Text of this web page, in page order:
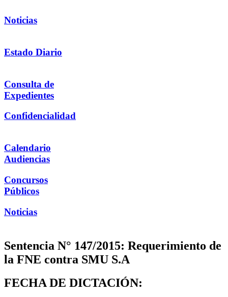
Noticias
Estado Diario
Consulta de
Expedientes
Confidencialidad
Calendario
Audiencias
Concursos
Públicos
Noticias
Sentencia N° 147/2015: Requerimiento de
la FNE contra SMU S.A
FECHA DE DICTACIÓN: